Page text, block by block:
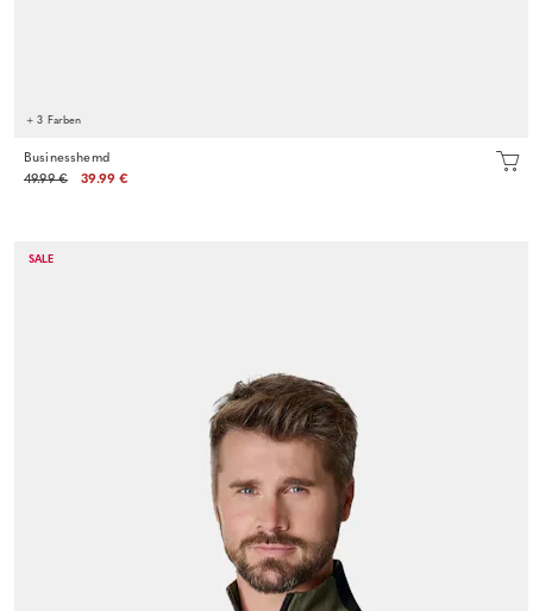
+ 3 Farben
Businesshemd
49.99 €
39.99 €
SALE